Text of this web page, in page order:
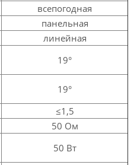
всепогодная
панельная
линейная
19°
19°
≤1,5
50 Ом
50 Вт